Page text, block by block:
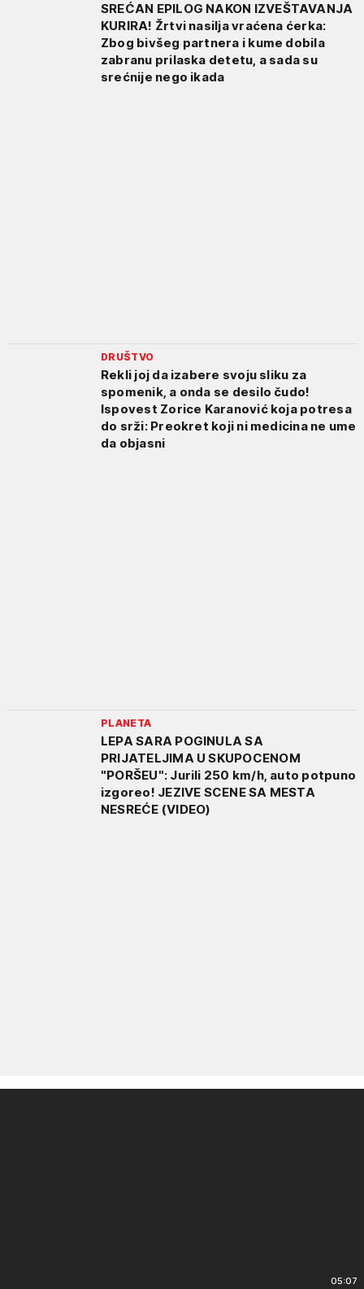
SREĆAN EPILOG NAKON IZVEŠTAVANJA
KURIRA! Žrtvi nasilja vraćena ćerka:
Zbog bivšeg partnera i kume dobila
zabranu prilaska detetu, a sada su
srećnije nego ikada
DRUŠTVO
Rekli joj da izabere svoju sliku za
spomenik, a onda se desilo čudo!
Ispovest Zorice Karanović koja potresa
do srži: Preokret koji ni medicina ne ume
da objasni
PLANETA
LEPA SARA POGINULA SA
PRIJATELJIMA U SKUPOCENOM
"PORŠEU": Jurili 250 km/h, auto potpuno
izgoreo! JEZIVE SCENE SA MESTA
NESREĆE (VIDEO)
05:07